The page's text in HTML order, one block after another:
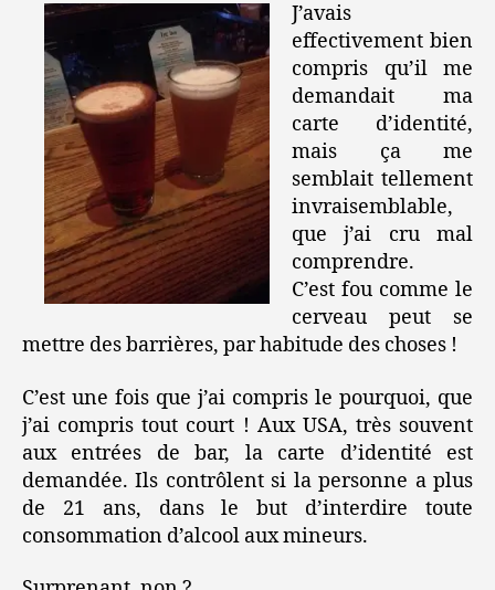
J’avais
effectivement bien
compris qu’il me
demandait ma
carte d’identité,
mais ça me
semblait tellement
invraisemblable,
que j’ai cru mal
comprendre.
C’est fou comme le
cerveau peut se
mettre des barrières, par habitude des choses !
C’est une fois que j’ai compris le pourquoi, que
j’ai compris tout court ! Aux USA, très souvent
aux entrées de bar, la carte d’identité est
demandée. Ils contrôlent si la personne a plus
de 21 ans, dans le but d’interdire toute
consommation d’alcool aux mineurs.